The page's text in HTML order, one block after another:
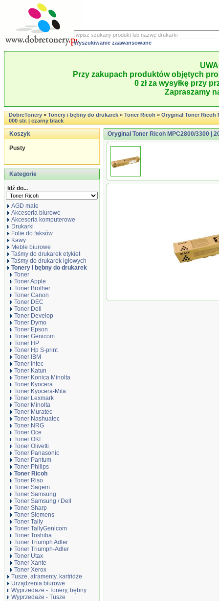
Wyszukiwanie zaawansowane
Przy zakupach produktów objętych
0 zł za wysyłkę przy
Zapraszamy
DobreTonery»Tonery i bębny do drukarek»Toner Ricoh»Oryginał Toner Ricoh
000 str. | czarny black
Koszyk
Pusty
Kategorie
Idź do...
AGD małe
Akcesoria biurowe
Akcesoria komputerowe
Drukarki
Folie do faksów
Kawy
Meble biurowe
Taśmy do drukarek etykiet
Taśmy do drukarek igłowych
Tonery i bębny do drukarek
Toner
Toner Apple
Toner Brother
Toner Canon
Toner DEC
Toner Dell
Toner Develop
Toner Dymo
Toner Epson
Toner Genicom
Toner HP
Toner Hp S-print
Toner IBM
Toner Intec
Toner Katun
Toner Konica Minolta
Toner Kyocera
Toner Kyocera-Mita
Toner Lexmark
Toner Minolta
Toner Muratec
Toner Nashuatec
Toner NRG
Toner Oce
Toner OKI
Toner Olivetti
Toner Panasonic
Toner Pantum
Toner Philips
Toner Ricoh
Toner Riso
Toner Sagem
Toner Samsung
Toner Samsung / Dell
Toner Sharp
Toner Siemens
Toner Tally
Toner TallyGenicom
Toner Toshiba
Toner Triumph Adler
Toner Triumph-Adler
Toner Utax
Toner Xante
Toner Xerox
Tusze, atramenty, kartridże
Urządzenia biurowe
Wyprzedaże - Tonery, bębny
Wyprzedaże - Tusze
Oryginał Toner Ricoh MPC2800/3300 |
MPC2800/3300